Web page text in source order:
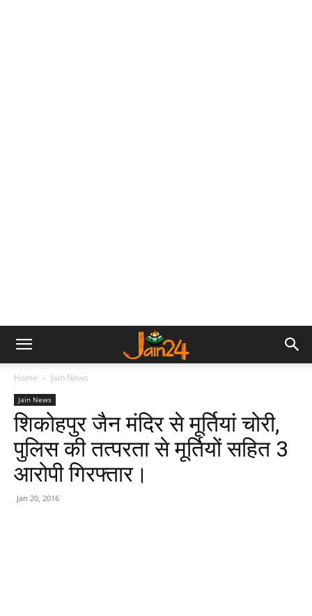
Home Jain News
Jain News
शिकोहपुर जैन मंदिर से मूर्तियां चोरी,
पुलिस की तत्परता से मूर्तियों सहित 3
आरोपी गिरफ्तार।
Jan 20, 2016